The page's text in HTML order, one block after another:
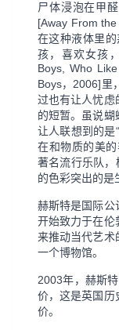
尸体浸泡在甲
[Away From
在这种液体里
孩，喜欢女孩
Boys, Who
Boys，2006]里
过也有让人忧虑
的短暂。虽说蝴
让人联想到的是
在和物质的美
著名流行乐队，
的色彩突出的是
赫斯特是国际公
开始致力于在伦
来推动当代艺术
一个博物馆。
2003年，赫斯
价，这是英国历
价。